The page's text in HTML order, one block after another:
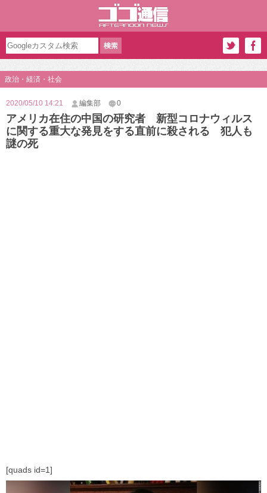
政治・経済・社会
2020/05/10 14:21 編集部 0
アメリカ在住の中国の研究者 新型コロナウィルス
に関する重大な発見をする直前に殺される 犯人も
謎の死
[quads id=1]